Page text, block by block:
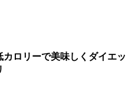
ロリーで美味しくダイエッ